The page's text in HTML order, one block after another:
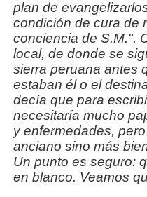
plan de
condición de cura de
conciencia de S.M.".
local, de donde se
sierra peruana antes
estaban él o el
decía que para
necesitaría mucho
y enfermedades,
anciano sino más
Un punto es seguro:
en blanco. Veamos